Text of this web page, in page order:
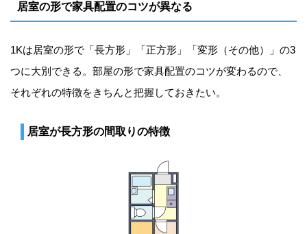
居室の形で家具配置のコツが異なる
1Kは居室の形で「長方形」「正方形」「変形（その他）」の3
つに大別できる。部屋の形で家具配置のコツが変わるので、
それぞれの特徴をきちんと把握しておきたい。
居室が長方形の間取りの特徴